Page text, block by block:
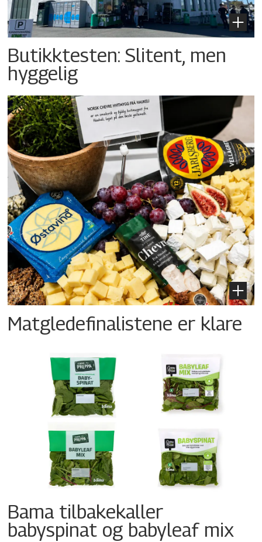
Butikktesten: Slitent, men
hyggelig
Matgledefinalistene er klare
Bama tilbakekaller
babyspinat og babyleaf mix